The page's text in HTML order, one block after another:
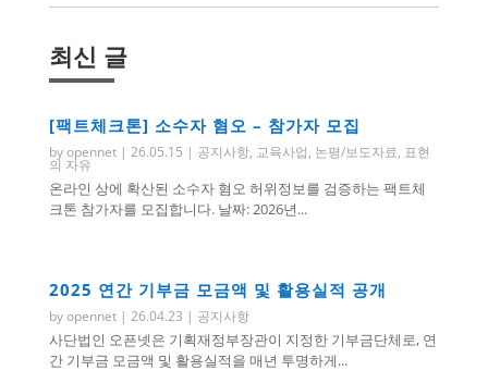
최신 글
[팩트체크톤] 소수자 혐오 – 참가자 모집
byopennet| 26.05.15 | 공지사항, 교육사업, 논평/보도자료, 표현
의 자유
온라인 상에 확산된 소수자 혐오 허위정보를 검증하는 팩트체
크톤 참가자를 모집합니다. 날짜: 2026년...
2025 연간 기부금 모금액 및 활용실적 공개
byopennet| 26.04.23 | 공지사항
사단법인 오픈넷은 기획재정부장관이 지정한 기부금단체로, 연
간 기부금 모금액 및 활용실적을 매년 투명하게...